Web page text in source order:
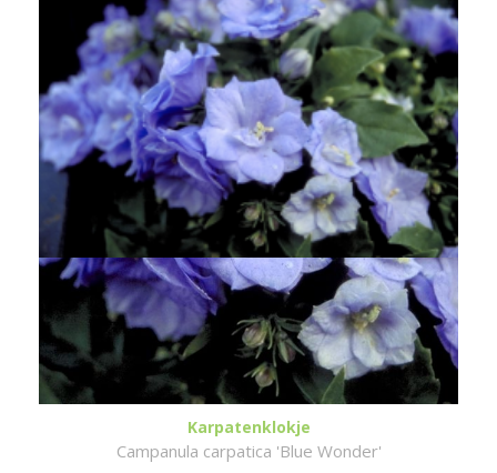
Karpatenklokje
Campanula carpatica 'Blue Wonder'